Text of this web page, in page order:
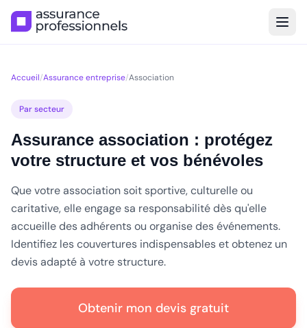
Accueil/Assurance entreprise/Association
Par secteur
Assurance association : protégez
votre structure et vos bénévoles
Que votre association soit sportive, culturelle ou
caritative, elle engage sa responsabilité dès qu'elle
accueille des adhérents ou organise des événements.
Identifiez les couvertures indispensables et obtenez un
devis adapté à votre structure.
Obtenir mon devis gratuit